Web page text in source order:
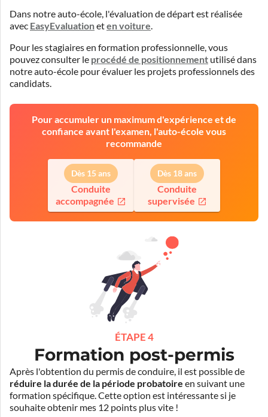
Dans notre auto-école, l'évaluation de départ est réalisée
avec EasyEvaluationeten voiture
Pour les stagiaires en formation professionnelle, vous
pouvez consulter le procédé de positionnement utilisé dans
notre auto-école pour évaluer les projets professionnels des
candidats.
Pour accumuler un maximum d'expérience et de
confiance avant l'examen, l'auto-école vous
recommande
Dès 15 ans
Conduite
accompagnée
Dès 18 ans
Conduite
supervisée
ÉTAPE 4
Formation post-permis
Après l'obtention du permis de conduire, il est possible de
réduire la durée de la période probatoire en suivant une
formation spécifique. Cette option est intéressante si je
souhaite obtenir mes 12 points plus vite !